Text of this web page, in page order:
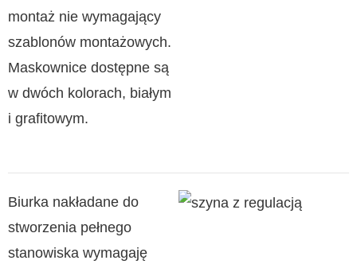
montaż nie wymagający
szablonów montażowych.
Maskownice dostępne są
w dwóch kolorach, białym
i grafitowym.
Biurka nakładane do
stworzenia pełnego
stanowiska wymagaję